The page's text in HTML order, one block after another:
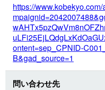
https://
ontent=sep_CPNID-
B&gad_source=1
問い合わせ先